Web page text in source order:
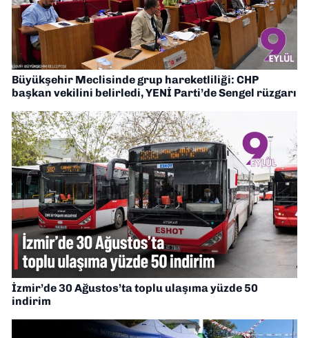
Büyükşehir Meclisinde grup hareketliliği: CHP
başkan vekilini belirledi, YENİ Parti’de Sengel rüzgarı
İzmir’de 30 Ağustos’ta toplu ulaşıma yüzde 50
indirim